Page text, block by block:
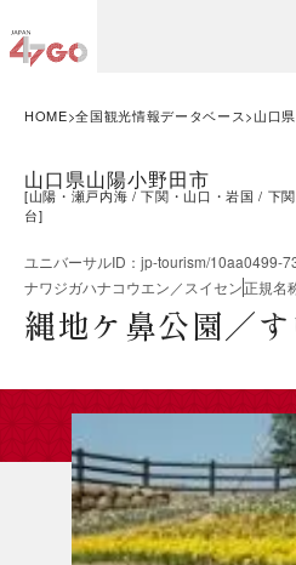
HOME 全国観光情報データベース 山口県
山口県山陽小野田市
[山陽・瀬戸内海 下関・山口・岩国
下
台]
ユニバーサルID ： jp-tourism/10aa0499-
ナワジガハナコウエン／スイセン正規名
縄地ケ鼻公園／